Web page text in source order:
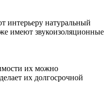
интерьеру натуральный
имеют звукоизоляционные
их можно
их долгосрочной